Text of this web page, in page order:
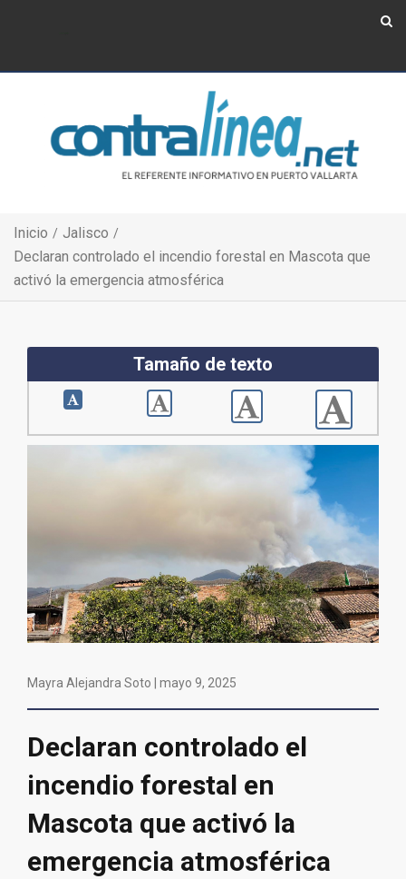
Inicio
Jalisco
Declaran controlado el incendio forestal en Mascota que
activó la emergencia atmosférica
Tamaño de texto
Mayra Alejandra Soto | mayo 9, 2025
Declaran controlado el
incendio forestal en
Mascota que activó la
emergencia atmosférica